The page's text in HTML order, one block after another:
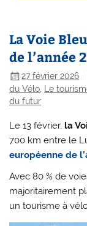
La Voie
de l’année
27 février 2026
du Vélo, Le
du futur
Le 13 février, la
700 km entre le
européenne de
Avec 80 % de
majoritairement
un tourisme à